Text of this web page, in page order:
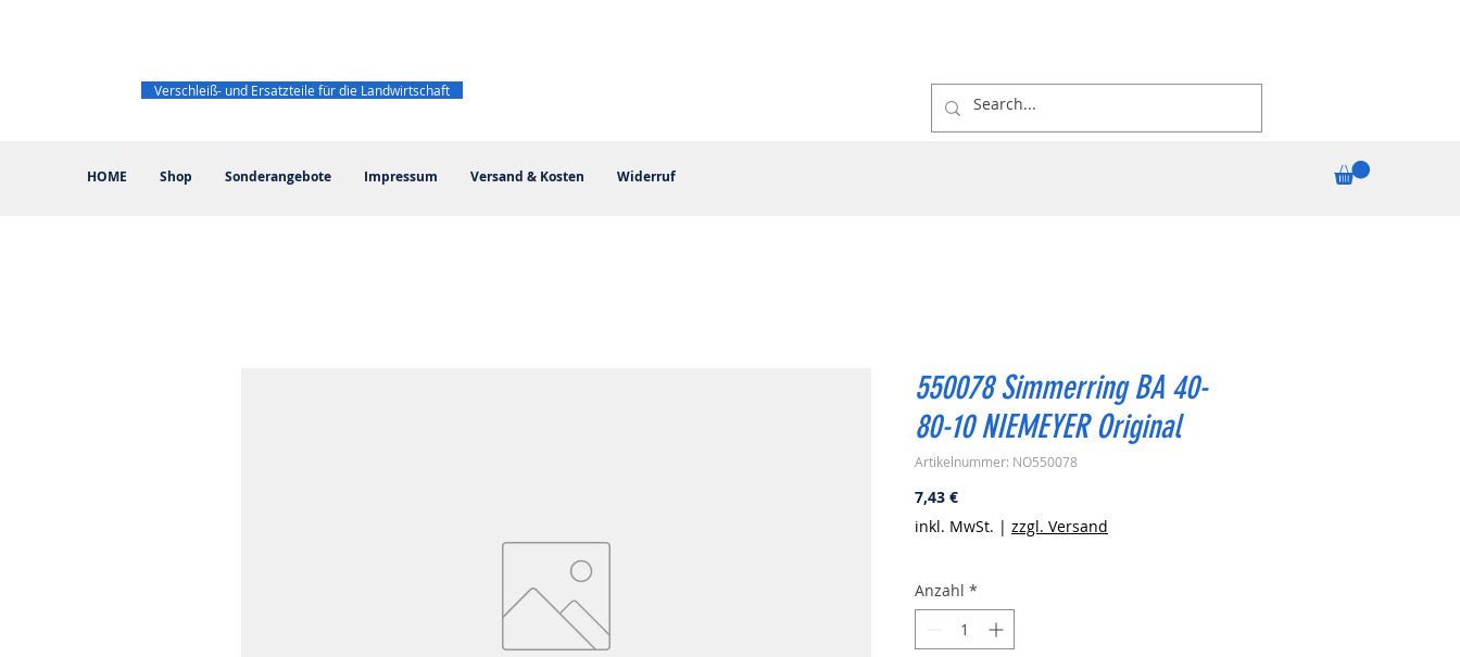
HOME Shop Sonderangebote Impressum Versand & Kosten Widerruf
Verschleiß- und Ersatzteile für die Landwirtschaft
550078 Simmerring BA 40-
80-10 NIEMEYER Original
Artikelnummer: NO550078
7,43 €Preis
inkl. MwSt. | zzgl. Versand
Anzahl *